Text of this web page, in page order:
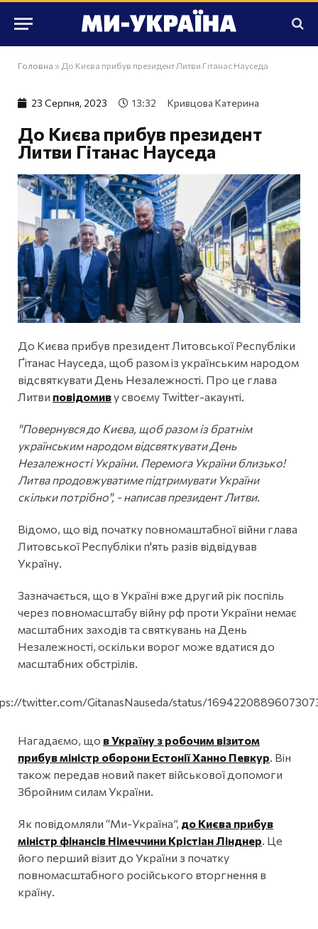
Головна » До Києва прибув президент Литви Гітанас Науседа
23 Серпня, 2023 13:32 Кривцова Катерина
До Києва прибув президент
Литви Гітанас Науседа
До Києва прибув президент Литовської Республіки
Ґітанас Науседа, щоб разом із українським народом
відсвяткувати День Незалежності. Про це глава
Литви повідомиву своєму Twitter-акаунті.
"Повернувся до Києва, щоб разом із братнім
українським народом відсвяткувати День
Незалежності України. Перемога України близько!
Литва продовжуватиме підтримувати України
скільки потрібно", - написав президент Литви.
Відомо, що від початку повномаштабної війни глава
Литовської Республіки п'ять разів відвідував
Україну.
Зазначається, що в Україні вже другий рік поспіль
через повномасштабу війну рф проти України немає
масштабних заходів та святкувань на День
Незалежності, оскільки ворог може вдатися до
масштабних обстрілів.
twitter.com/GitanasNauseda/status/
Нагадаємо, що в Україну з робочим візитом
прибув міністр оборони Естонії Ханно Певкур . Він
також передав новий пакет військової допомоги
Збройним силам України.
Як повідомляли “Ми-Україна”, до Києва прибув
міністр фінансів Німеччини Крістіан Лінднер . Це
його перший візит до України з початку
повномасштабного російського вторгнення в
країну.